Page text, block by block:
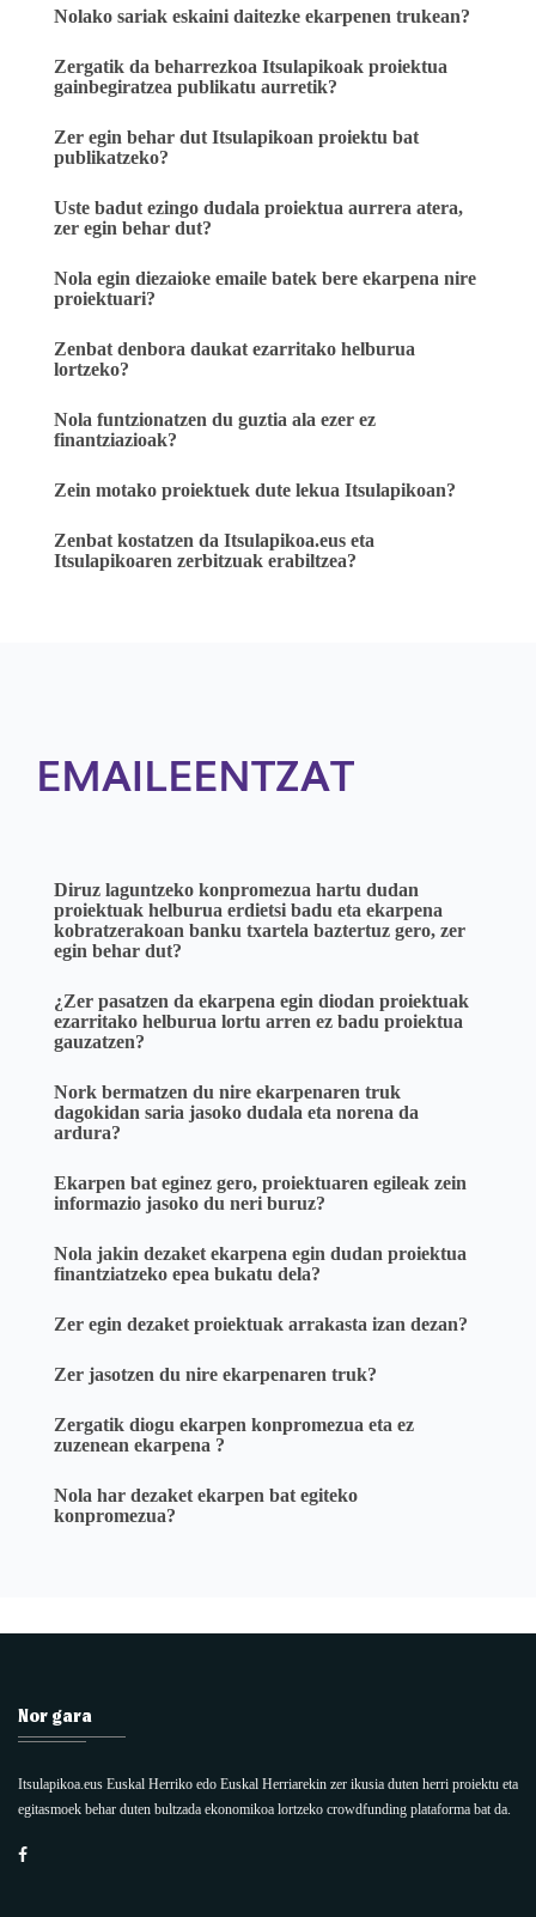
Nolako sariak eskaini daitezke ekarpenen trukean?
Zergatik da beharrezkoa Itsulapikoak proiektua
gainbegiratzea publikatu aurretik?
Zer egin behar dut Itsulapikoan proiektu bat
publikatzeko?
Uste badut ezingo dudala proiektua aurrera atera,
zer egin behar dut?
Nola egin diezaioke emaile batek bere ekarpena nire
proiektuari?
Zenbat denbora daukat ezarritako helburua
lortzeko?
Nola funtzionatzen du guztia ala ezer ez
finantziazioak?
Zein motako proiektuek dute lekua Itsulapikoan?
Zenbat kostatzen da Itsulapikoa.eus eta
Itsulapikoaren zerbitzuak erabiltzea?
EMAILEENTZAT
Diruz laguntzeko konpromezua hartu dudan
proiektuak helburua erdietsi badu eta ekarpena
kobratzerakoan banku txartela baztertuz gero, zer
egin behar dut?
¿Zer pasatzen da ekarpena egin diodan proiektuak
ezarritako helburua lortu arren ez badu proiektua
gauzatzen?
Nork bermatzen du nire ekarpenaren truk
dagokidan saria jasoko dudala eta norena da
ardura?
Ekarpen bat eginez gero, proiektuaren egileak zein
informazio jasoko du neri buruz?
Nola jakin dezaket ekarpena egin dudan proiektua
finantziatzeko epea bukatu dela?
Zer egin dezaket proiektuak arrakasta izan dezan?
Zer jasotzen du nire ekarpenaren truk?
Zergatik diogu ekarpen konpromezua eta ez
zuzenean ekarpena ?
Nola har dezaket ekarpen bat egiteko
konpromezua?
Nor gara
Itsulapikoa.eus Euskal Herriko edo Euskal Herriarekin zer ikusia duten herri proiektu eta
egitasmoek behar duten bultzada ekonomikoa lortzeko crowdfunding plataforma bat da.